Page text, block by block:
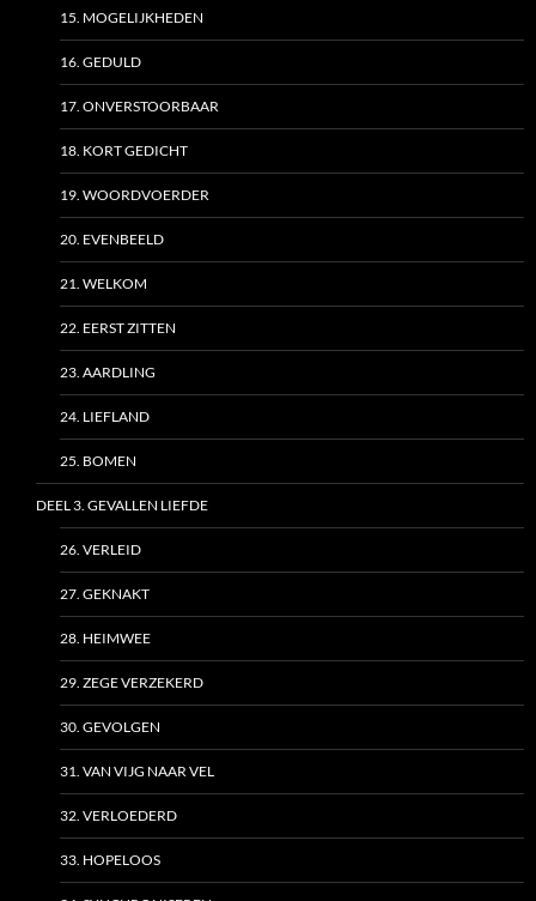
15. MOGELIJKHEDEN
16. GEDULD
17. ONVERSTOORBAAR
18. KORT GEDICHT
19. WOORDVOERDER
20. EVENBEELD
21. WELKOM
22. EERST ZITTEN
23. AARDLING
24. LIEFLAND
25. BOMEN
DEEL 3. GEVALLEN LIEFDE
26. VERLEID
27. GEKNAKT
28. HEIMWEE
29. ZEGE VERZEKERD
30. GEVOLGEN
31. VAN VIJG NAAR VEL
32. VERLOEDERD
33. HOPELOOS